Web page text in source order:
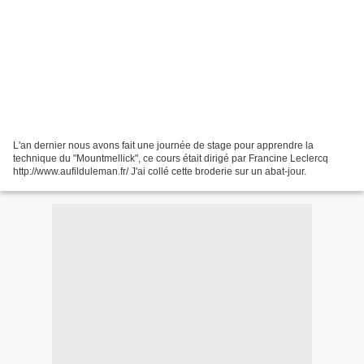
L'an dernier nous avons fait une journée de stage pour apprendre la
technique du "Mountmellick", ce cours était dirigé par Francine Leclercq
http://www.aufilduleman.fr/ J'ai collé cette broderie sur un abat-jour.